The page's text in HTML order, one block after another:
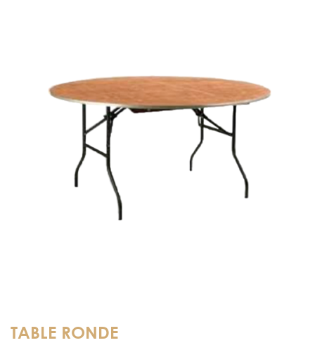
TABLE RONDE